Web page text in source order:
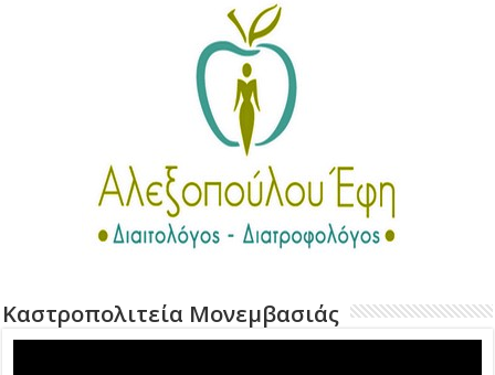
Καστροπολιτεία Μονεμβασιάς